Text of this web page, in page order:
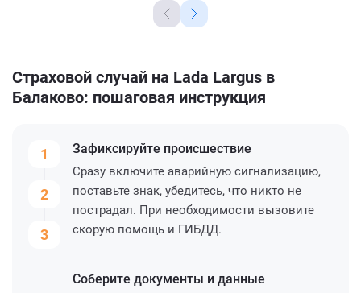
Страховой случай на Lada Largus в
Балаково: пошаговая инструкция
1
2
3
Зафиксируйте происшествие
Сразу включите аварийную сигнализацию,
поставьте знак, убедитесь, что никто не
пострадал. При необходимости вызовите
скорую помощь и ГИБДД.
Соберите документы и данные